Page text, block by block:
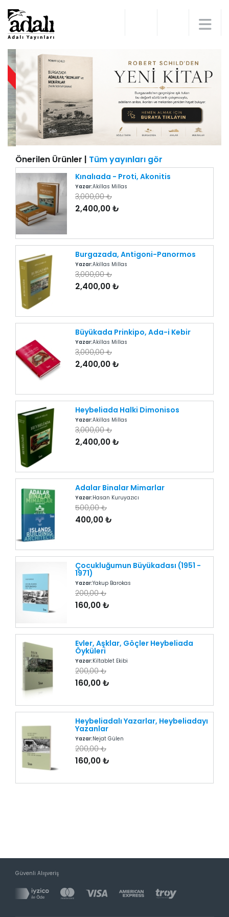
Önerilen Ürünler | Tüm yayınları gör
Kınalıada - Proti, Akonitis
Yazar:Akillas Millas
3,000,00 ₺
2,400,00 ₺
Burgazada, Antigoni-Panormos
Yazar:Akillas Millas
3,000,00 ₺
2,400,00 ₺
Büyükada Prinkipo, Ada-i Kebir
Yazar:Akillas Millas
3,000,00 ₺
2,400,00 ₺
Heybeliada Halki Dimonisos
Yazar:Akillas Millas
3,000,00 ₺
2,400,00 ₺
Adalar Binalar Mimarlar
Yazar:Hasan Kuruyazıcı
500,00 ₺
400,00 ₺
Çocukluğumun Büyükadası (1951 -
1971)
Yazar:Yakup Barokas
200,00 ₺
160,00 ₺
Evler, Aşklar, Göçler Heybeliada
Öyküleri
Yazar:Kiltablet Ekibi
200,00 ₺
160,00 ₺
Heybeliadalı Yazarlar, Heybeliadayı
Yazanlar
Yazar:Nejat Gülen
200,00 ₺
160,00 ₺
Güvenli Alışveriş